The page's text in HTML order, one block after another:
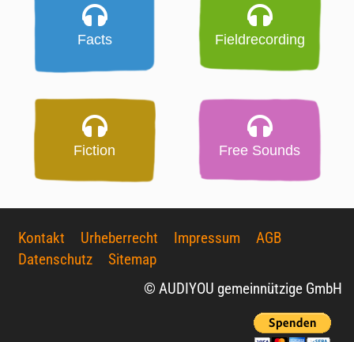
Facts Fieldrecording
Fiction Free Sounds
Kontakt Urheberrecht Impressum
AGB
Datenschutz
Sitemap
© AUDIYOU gemeinnützige GmbH